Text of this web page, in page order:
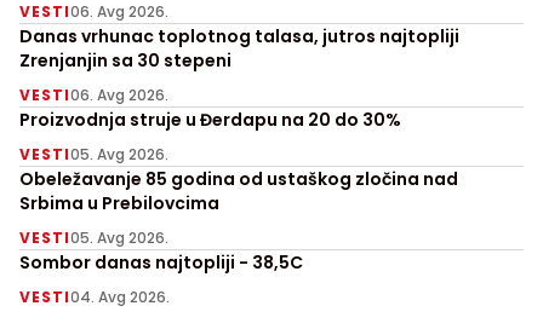
VESTI06. Avg 2026.
Danas vrhunac toplotnog talasa, jutros najtopliji
Zrenjanjin sa 30 stepeni
VESTI06. Avg 2026.
Proizvodnja struje u Đerdapu na 20 do 30%
VESTI05. Avg 2026.
Obeležavanje 85 godina od ustaškog zločina nad
Srbima u Prebilovcima
VESTI05. Avg 2026.
Sombor danas najtopliji - 38,5C
VESTI04. Avg 2026.